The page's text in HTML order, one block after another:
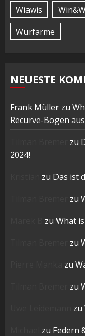
Wiawis
Wurfarme
NEUESTE
Frank Müller zu
Recurve-Bogen
zu
2024!
zu Das ist
zu
zu What
zu
zu
zu
zu
zu Federn